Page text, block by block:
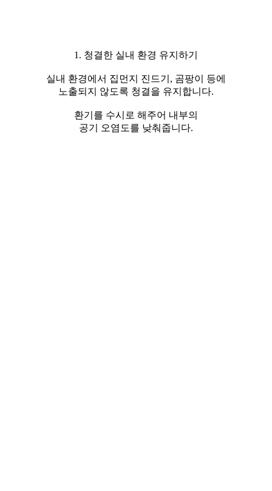
1. 청결한 실내 환경 유지하기
실내 환경에서 집먼지 진드기, 곰팡이 등에
노출되지 않도록 청결을 유지합니다.
환기를 수시로 해주어 내부의
공기 오염도를 낮춰줍니다.